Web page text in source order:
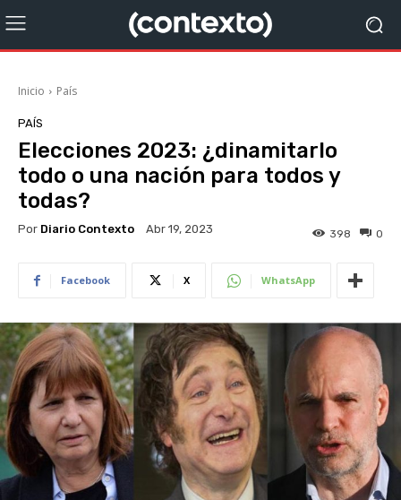
Inicio País
PAÍS
Elecciones 2023: ¿dinamitarlo
todo o una nación para todos y
todas?
Por Diario Contexto Abr 19, 2023 0
398
Facebook X WhatsApp